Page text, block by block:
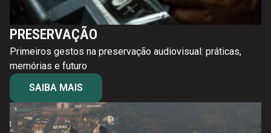
PRESERVAÇÃO
Primeiros gestos na preservação audiovisual: práticas,
memórias e futuro
SAIBA MAIS